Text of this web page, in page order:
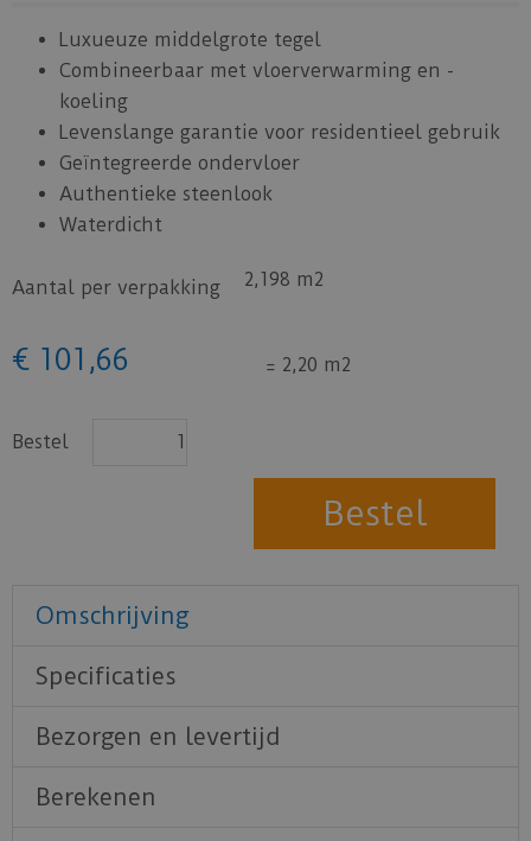
Luxueuze middelgrote tegel
Combineerbaar met vloerverwarming en -
koeling
Levenslange garantie voor residentieel gebruik
Geïntegreerde ondervloer
Authentieke steenlook
Waterdicht
Aantal per verpakking 2,198 m2
€ 101 ,66 = 2,20 m2
Bestel
Omschrijving
Specificaties
Bezorgen en levertijd
Berekenen